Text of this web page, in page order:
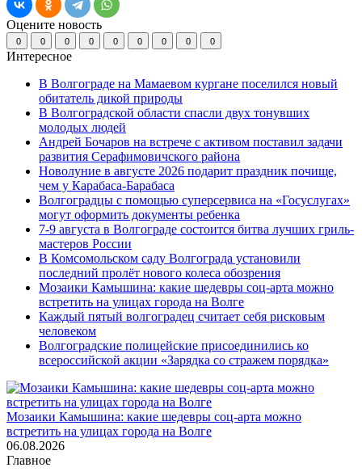
Оцените новость
0 0 0 0 0 0 0 0 0
Интересное
В Волгограде на Мамаевом кургане поселился новый
обитатель дикой природы
В Волгоградской области спасли двух тонувших
молодых людей
Андрей Бочаров на встрече с активом поставил задачи
развития Серафимовичского района
Новолуние в августе 2026 подарит праздник почище,
чем у Карабаса-Барабаса
Волгоградцы с помощью суперсервиса на «Госуслугах»
могут оформить документы ребенка
7-9 августа в Волгограде состоится битва лучших гриль-
мастеров России
В Комсомольском саду Волгограда установили
последний пролёт нового колеса обозрения
Мозаики Камышина: какие шедевры соц-арта можно
встретить на улицах города на Волге
Каждый пятый волгоградец считает себя рисковым
человеком
Волгоградские полицейские присоединились ко
всероссийской акции «Зарядка со стражем порядка»
Мозаики Камышина: какие шедевры соц-арта можно
встретить на улицах города на Волге
06.08.2026
Главное